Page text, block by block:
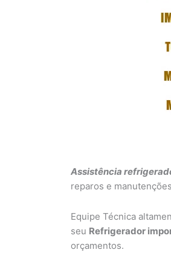
Assistência
reparos e
Equipe Técnica
seu Refrigerador
orçamentos.